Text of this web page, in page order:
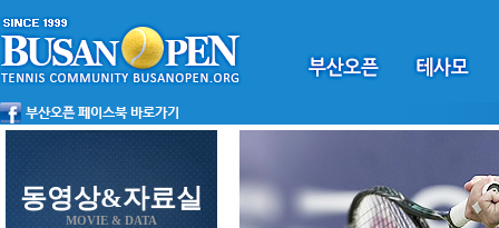
동영상&자료실
MOVIE & DATA